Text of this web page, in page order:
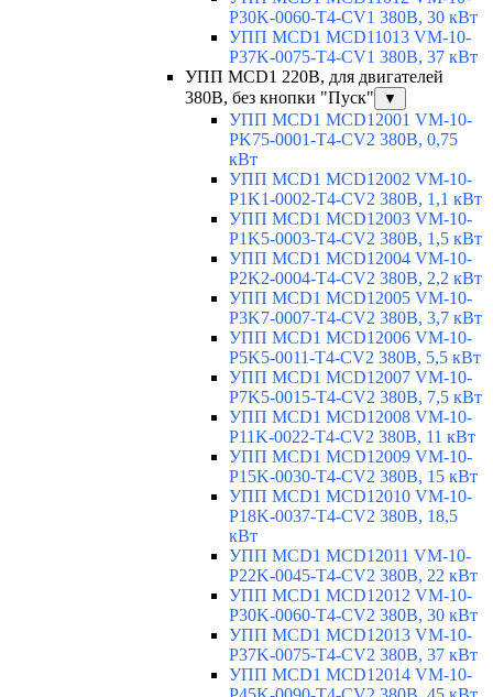
P30K-0060-T4-CV1 380В, 30 кВт
УПП MCD1 MCD11013 VM-10-
P37K-0075-T4-CV1 380В, 37 кВт
УПП MCD1 220В, для двигателей
380В, без кнопки "Пуск"
▼
УПП MCD1 MCD12001 VM-10-
PK75-0001-T4-CV2 380В, 0,75
кВт
УПП MCD1 MCD12002 VM-10-
P1K1-0002-T4-CV2 380В, 1,1 кВт
УПП MCD1 MCD12003 VM-10-
P1K5-0003-T4-CV2 380В, 1,5 кВт
УПП MCD1 MCD12004 VM-10-
P2K2-0004-T4-CV2 380В, 2,2 кВт
УПП MCD1 MCD12005 VM-10-
P3K7-0007-T4-CV2 380В, 3,7 кВт
УПП MCD1 MCD12006 VM-10-
P5K5-0011-T4-CV2 380В, 5,5 кВт
УПП MCD1 MCD12007 VM-10-
P7K5-0015-T4-CV2 380В, 7,5 кВт
УПП MCD1 MCD12008 VM-10-
P11K-0022-T4-CV2 380В, 11 кВт
УПП MCD1 MCD12009 VM-10-
P15K-0030-T4-CV2 380В, 15 кВт
УПП MCD1 MCD12010 VM-10-
P18K-0037-T4-CV2 380В, 18,5
кВт
УПП MCD1 MCD12011 VM-10-
P22K-0045-T4-CV2 380В, 22 кВт
УПП MCD1 MCD12012 VM-10-
P30K-0060-T4-CV2 380В, 30 кВт
УПП MCD1 MCD12013 VM-10-
P37K-0075-T4-CV2 380В, 37 кВт
УПП MCD1 MCD12014 VM-10-